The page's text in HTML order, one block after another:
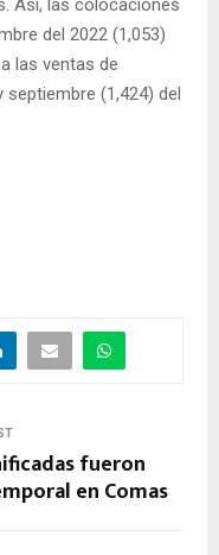
Así, las colocaciones
del 2022 (1,053)
las ventas de
septiembre (1,424) del
fueron
en Comas